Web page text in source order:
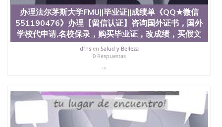
办理法尔茅斯大学FMU||毕业证||成绩单《QQ★微信
551190476》办理【留信认证】咨询国外证书，国外
学校代申请,名校保录，购买毕业证，改成绩，买假文
dfnsen Salud y Belleza
0 Respuestas
...